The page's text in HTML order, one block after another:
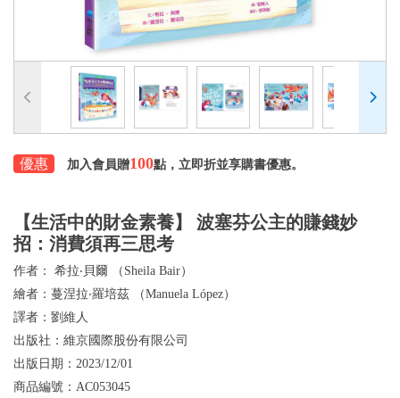
優惠 加入會員贈100點，立即折並享購書優惠。
【生活中的財金素養】 波塞芬公主的賺錢妙
招：消費須再三思考
作者： 希拉‧貝爾 （Sheila Bair）
繪者： 蔓涅拉‧羅培茲 （Manuela López）
譯者： 劉維人
出版社： 維京國際股份有限公司
出版日期： 2023/12/01
商品編號： AC053045